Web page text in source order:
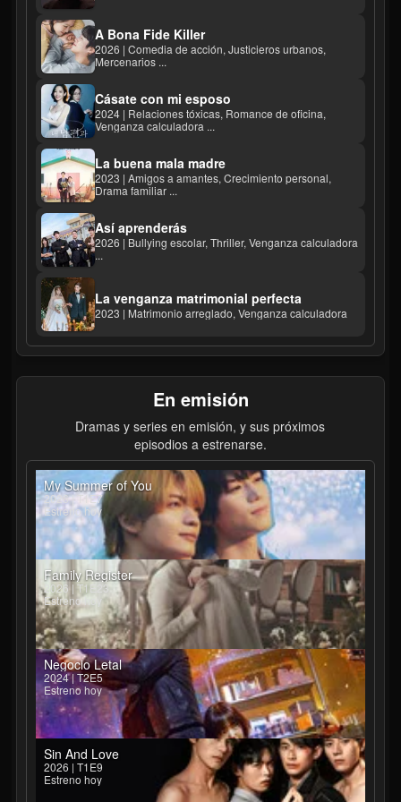
A Bona Fide Killer
2026 | Comedia de acción, Justicieros urbanos,
Mercenarios ...
Cásate con mi esposo
2024 | Relaciones tóxicas, Romance de oficina,
Venganza calculadora ...
La buena mala madre
2023 | Amigos a amantes, Crecimiento personal,
Drama familiar ...
Así aprenderás
2026 | Bullying escolar, Thriller, Venganza calculadora
...
La venganza matrimonial perfecta
2023 | Matrimonio arreglado, Venganza calculadora
En emisión
Dramas y series en emisión, y sus próximos
episodios a estrenarse.
My Summer of You
2026 | T1E7
Estreno hoy
Family Register
2026 | T1E23
Estreno hoy
Negocio Letal
2024 | T2E5
Estreno hoy
Sin And Love
2026 | T1E9
Estreno hoy